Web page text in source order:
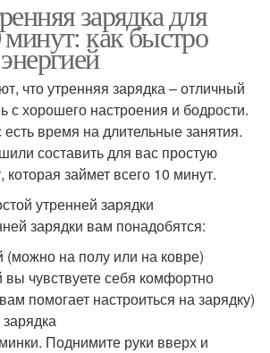
зарядка для
как быстро
что утренняя зарядка – отличный
с хорошего настроения и бодрости.
есть время на длительные занятия.
составить для вас простую
займет всего 10 минут.
утренней зарядки
зарядки вам понадобятся:
(можно на полу или на ковре)
чувствуете себя комфортно
помогает настроиться на зарядку)
Поднимите руки вверх и